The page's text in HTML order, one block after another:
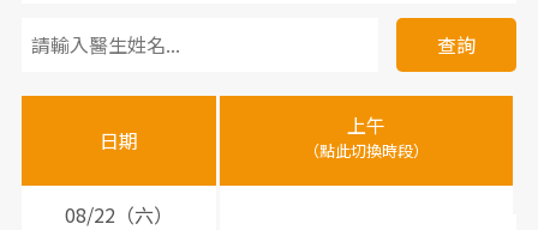
診
醫
時
查詢
日期
上午
（點此切換時段）
08/22（六）